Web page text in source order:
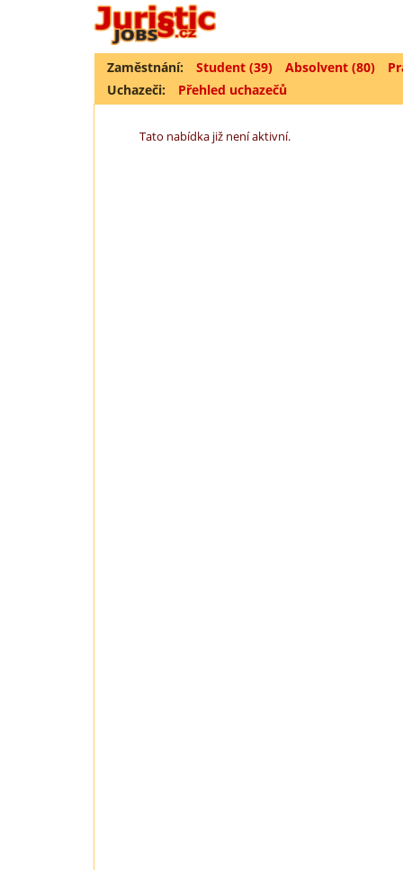
Zaměstnání: Student (39) Absolvent (80)
Uchazeči:
Přehled uchazečů
Tato nabídka již není aktivní.